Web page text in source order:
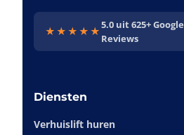
★★★★★5.0 uit 625+ Google
Reviews
Diensten
Verhuislift huren